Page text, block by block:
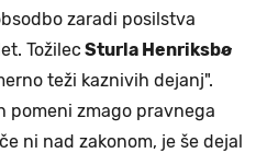
zaradi posilstva
Tožilec Sturla Henriksbø
teži kaznivih dejanj".
pomeni zmago pravnega
ni nad zakonom, je še dejal